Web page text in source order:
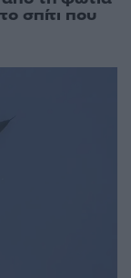
σπίτι που